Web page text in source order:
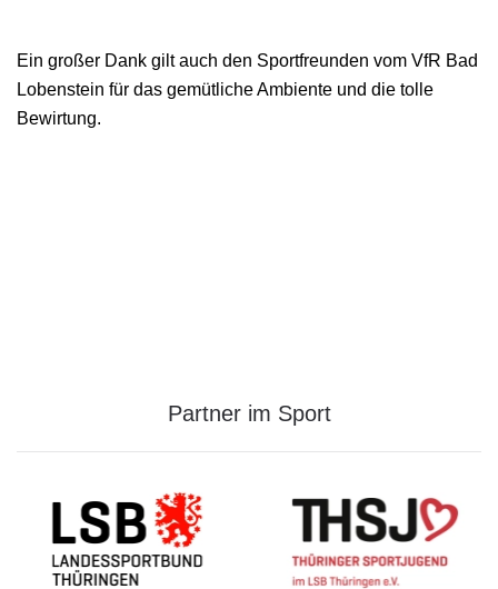
Ein großer Dank gilt auch den Sportfreunden vom VfR Bad
Lobenstein für das gemütliche Ambiente und die tolle
Bewirtung.
Partner im Sport